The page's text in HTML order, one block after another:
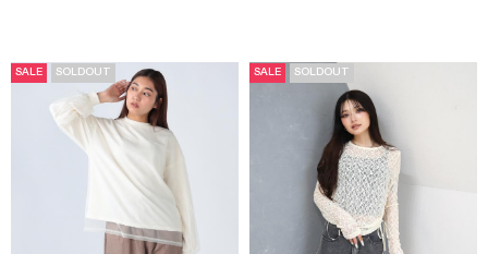
SALE SOLDOUT SALE SOLDOUT